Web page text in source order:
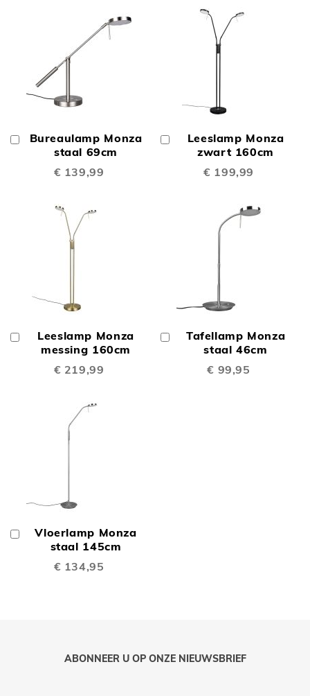
Bureaulamp Monza
staal 69cm
€ 139,99
In
Winkelwagen
Leeslamp Monza
zwart 160cm
€ 199,99
Winkelwagen
Leeslamp Monza
messing 160cm
€ 219,99
Winkelwagen
Tafellamp Monza
staal 46cm
€ 99,95
Winkelwagen
Vloerlamp Monza
staal 145cm
€ 134,95
Winkelwagen
ABONNEER U OP ONZE NIEUWSBRIEF